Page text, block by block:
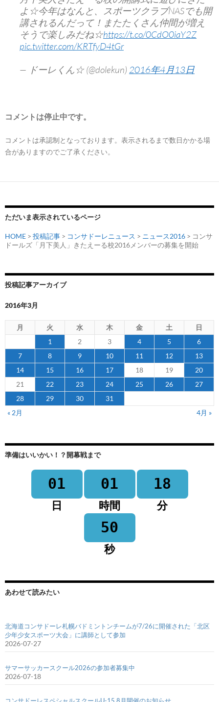
よ☆今年はなんと、スポーツクラブNASでも開
講されるんだって！またたくさん仲間が増え
そうで楽しみだね☆https://t.co/0CdO0iaY2Z
pic.twitter.com/KRTfyD4tGr
— ドーレくん☆ (@dolekun) 2016年4月13日
コメントは停止中です。
コメントは承認制となっております。表示されるまで数日かかる場
合がありますのでご了承ください。
ただいま表示されているページ
HOME > 投稿記事 > コンサドーレニュース > ニュース2016 > コンサ
ドールズ「月下美人」きたえーる校2016メンバーの募集を開始
投稿記事アーカイブ
2016年3月
月 火 水 木 金 土
日
1
2 3 4 5
6
7
8 9 10 11 12
13
14
15 16 17 18 19
20
21
22 23 24 25 26
27
28
29 30
31
« 2月
4月 »
準備はいいかい！？開幕戦まで
01
日
01
時間
18
分
50
秒
あわせて読みたい
北海道コンサドーレ札幌バドミントンチームが7/26に開催された「北区
少年少女スポーツ大会」に講師として参加
2026-07-27
サマーサッカースクール2026の参加者募集中
2026-07-18